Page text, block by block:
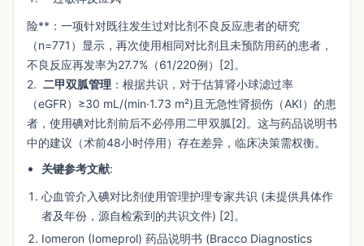
险**：一项针对既往发生过对比剂不良反应患者的研究
（n=771）显示，再次使用相同对比剂且未预防用药的患者，
不良反应再发率为27.7%（61/220例）[2]。
2. 二甲双胍管理 ：根据共识，对于估算肾小球滤过率
（eGFR）≥30 mL/(min·1.73 m²)且无急性肾损伤（AKI）的患
者，使用碘对比剂前后不必停用二甲双胍[2]。这与药品说明书
中的建议（术前48小时停用）存在差异，临床决策需权衡。
关键参考文献:
心血管介入碘对比剂使用管理护理专家共识 (未提供具体作
者及年份，源自检索到的共识文件) [2]。
Iomeron (Iomeprol) 药品说明书 (Bracco Diagnostics